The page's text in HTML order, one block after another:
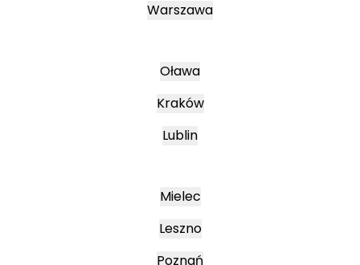
Warszawa
Oława
Kraków
Lublin
Mielec
Leszno
Poznań